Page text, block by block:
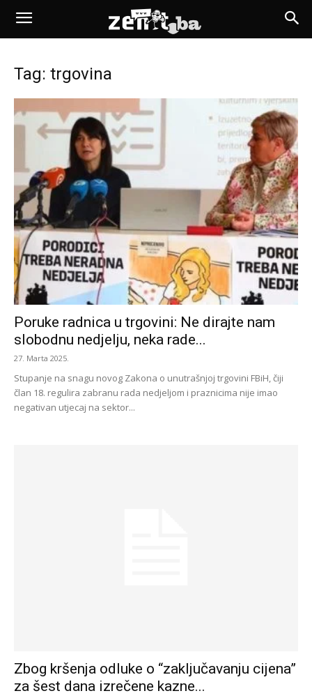
Tag: trgovina
Poruke radnica u trgovini: Ne dirajte nam
slobodnu nedjelju, neka rade...
27. Marta 2025.
Stupanje na snagu novog Zakona o unutrašnjoj trgovini FBiH, čiji
član 18. regulira zabranu rada nedjeljom i praznicima nije imao
negativan utjecaj na sektor...
Zbog kršenja odluke o “zaključavanju cijena”
za šest dana izrečene kazne...